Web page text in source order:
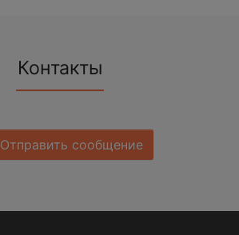
Контакты
Отправить сообщение